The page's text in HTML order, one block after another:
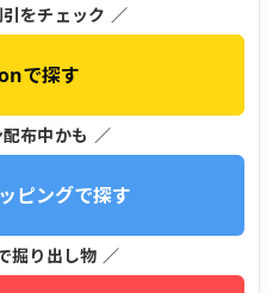
をチェック ／
で探す
布中かも ／
ピングで探す
掘り出し物 ／